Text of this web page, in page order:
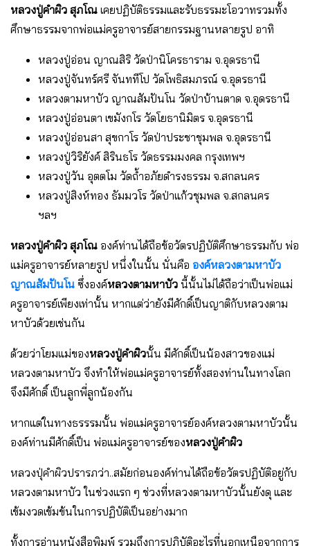
หลวงปู่คำผิว สุภโณ เคยปฏิบัติธรรมและรับธรรมะโอวาทรวมทั้ง
ศึกษาธรรมจากพ่อแม่ครูอาจารย์สายกรรมฐานหลายรูป อาทิ
หลวงปู่อ่อน ญาณสิริ วัดป่านิโครธาราม จ.อุดรธานี
หลวงปู่จันทร์ศรี จันททีโป วัดโพธิสมภรณ์ จ.อุดรธานี
หลวงตามหาบัว ญาณสัมปันโน วัดป่าบ้านตาด จ.อุดรธานี
หลวงปู่อ่อนตา เขมังกโร วัดโยธานิมิตร จ.อุดรธานี
หลวงปู่อ่อนสา สุขกาโร วัดป่าประชาชุมพล จ.อุดรธานี
หลวงปู่วิริยังค์ สิรินธโร วัดธรรมมงคล กรุงเทพฯ
หลวงปู่วัน อุตตโม วัดถ้ำอภัยดำรงธรรม จ.สกลนคร
หลวงปู่สิงห์ทอง ธัมมวโร วัดป่าแก้วชุมพล จ.สกลนคร
ฯลฯ
หลวงปู่คำผิว สุภโณ องค์ท่านได้ถือข้อวัตรปฏิบัติศึกษาธรรมกับ พ่อ
แม่ครูอาจารย์หลายรูป หนึ่งในนั้น นั่นคือ องค์หลวงตามหาบัว
ญาณสัมปันโน ซึ่งองค์หลวงตามหาบัว นี้นั้นไม่ได้ถือว่าเป็นพ่อแม่
ครูอาจารย์เพียงเท่านั้น หากแต่ว่ายังมีศักดิ์เป็นญาติกับหลวงตาม
หาบัวด้วยเช่นกัน
ด้วยว่าโยมแม่ของหลวงปู่คำผิวนั้น มีศักดิ์เป็นน้องสาวของแม่
หลวงตามหาบัว จึงทำให้พ่อแม่ครูอาจารย์ทั้งสองท่านในทางโลก
จึงมีศักดิ์ เป็นลูกพี่ลูกน้องกัน
หากแต่ในทางธรรรมนั้น พ่อแม่ครูอาจารย์องค์หลวงตามหาบัวนั้น
องค์ท่านมีศักดิ์เป็น พ่อแม่ครูอาจารย์ของหลวงปู่คำผิว
หลวงปุ่คำผิวปรารภว่า..สมัยก่อนองค์ท่านได้ถือข้อวัตรปฏิบัติอยู่กับ
หลวงตามหาบัว ในช่วงแรก ๆ ช่วงที่หลวงตามหาบัวนั้นยังดุ และ
เข้มงวดเข้มข้นในการปฏิบัติเป็นอย่างมาก
ทั้งการอ่านหนังสือพิมพ์ รวมถึงการปฏิบัติอะไรที่นอกเหนือจากการ